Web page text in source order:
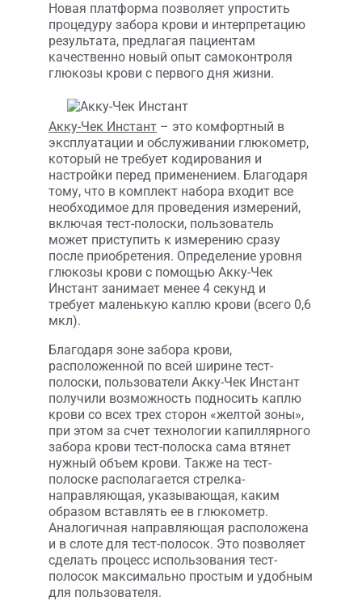
Новая платформа позволяет упростить
процедуру забора крови и интерпретацию
результата, предлагая пациентам
качественно новый опыт самоконтроля
глюкозы крови с первого дня жизни.
Акку-Чек Инстант – это комфортный в
эксплуатации и обслуживании глюкометр,
который не требует кодирования и
настройки перед применением. Благодаря
тому, что в комплект набора входит все
необходимое для проведения измерений,
включая тест-полоски, пользователь
может приступить к измерению сразу
после приобретения. Определение уровня
глюкозы крови с помощью Акку-Чек
Инстант занимает менее 4 секунд и
требует маленькую каплю крови (всего 0,6
мкл).
Благодаря зоне забора крови,
расположенной по всей ширине тест-
полоски, пользователи Акку-Чек Инстант
получили возможность подносить каплю
крови со всех трех сторон «желтой зоны»,
при этом за счет технологии капиллярного
забора крови тест-полоска сама втянет
нужный объем крови. Также на тест-
полоске располагается стрелка-
направляющая, указывающая, каким
образом вставлять ее в глюкометр.
Аналогичная направляющая расположена
и в слоте для тест-полосок. Это позволяет
сделать процесс использования тест-
полосок максимально простым и удобным
для пользователя.